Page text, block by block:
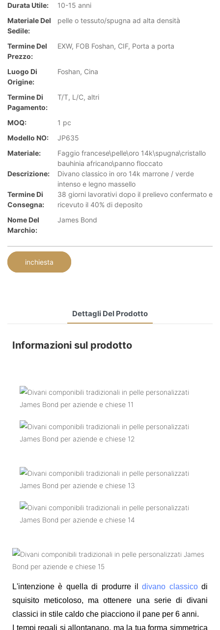
Durata Utile:
10-15 anni
Materiale Del
Sedile:
pelle o tessuto/spugna ad alta densità
Termine Del
Prezzo:
EXW, FOB Foshan, CIF, Porta a porta
Luogo Di
Origine:
Foshan, Cina
Termine Di
Pagamento:
T/T, L/C, altri
MOQ:
1 pc
Modello NO:
JP635
Materiale:
Faggio francese\pelle\oro 14k\spugna\cristallo
bauhinia africano\panno floccato
Descrizione:
Divano classico in oro 14k marrone / verde
intenso e legno massello
Termine Di
Consegna:
38 giorni lavorativi dopo il prelievo confermato e
ricevuto il 40% di deposito
Nome Del
Marchio:
James Bond
inchiesta
Dettagli Del Prodotto
Informazioni sul prodotto
L'intenzione è quella di produrre ildivano classicodi
squisito meticoloso, ma ottenere una serie di divani
classici in stile caldo che piacciono il pane per 6 anni.
I tempi regali si allontanano, ma la tua forma simmetrica